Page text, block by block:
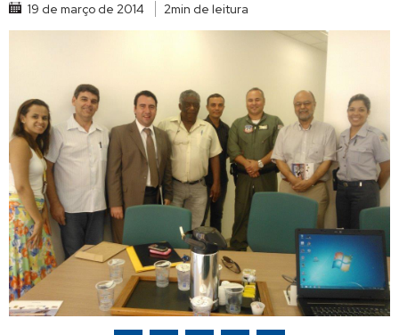
19 de março de 2014 2min de leitura